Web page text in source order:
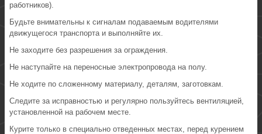
работников).
Будьте внимательны к сигналам подаваемым водителями
движущегося транспорта и выполняйте их.
Не заходите без разрешения за ограждения.
Не наступайте на переносные электропровода на полу.
Не ходите по сложенному материалу, деталям, заготовкам.
Следите за исправностью и регулярно пользуйтесь вентиляцией,
установленной на рабочем месте.
Курите только в специально отведенных местах, перед курением